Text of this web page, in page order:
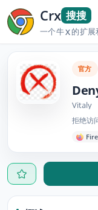
Crx 搜搜
一个牛X的扩展
官方
Vitaly
拒绝访